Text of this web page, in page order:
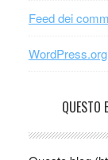
Feed dei
WordPress.org
QUESTO